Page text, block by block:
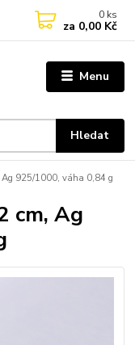
Menu
Hledat
0 ks
za 0,00 Kč
925/1000, váha 0,84 g
cm, Ag